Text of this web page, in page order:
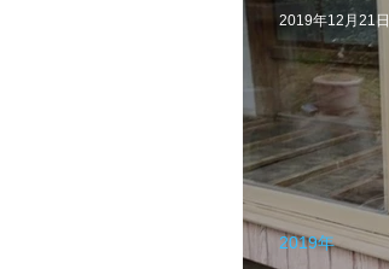
2019年
2019年12月21日